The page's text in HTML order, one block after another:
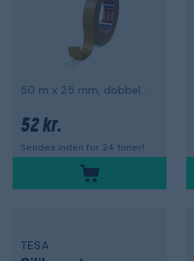
50 m x 25 mm, dobbeltsidet
52 kr.
Sendes inden for 24 timer!
TESA